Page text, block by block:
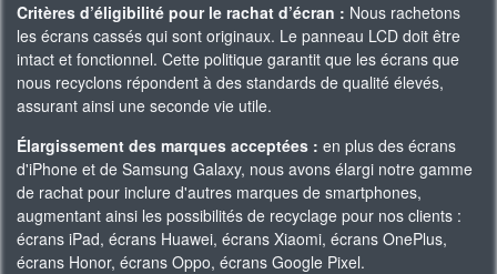
Critères d’éligibilité pour le rachat d’écran : Nous rachetons
les écrans cassés qui sont originaux. Le panneau LCD doit être
intact et fonctionnel. Cette politique garantit que les écrans que
nous recyclons répondent à des standards de qualité élevés,
assurant ainsi une seconde vie utile.
Élargissement des marques acceptées : en plus des écrans
d'iPhone et de Samsung Galaxy, nous avons élargi notre gamme
de rachat pour inclure d'autres marques de smartphones,
augmentant ainsi les possibilités de recyclage pour nos clients :
écrans iPad, écrans Huawei, écrans Xiaomi, écrans OnePlus,
écrans Honor, écrans Oppo, écrans Google Pixel.